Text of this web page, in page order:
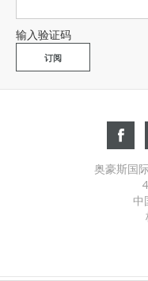
输入验证码
奥豪斯国
中